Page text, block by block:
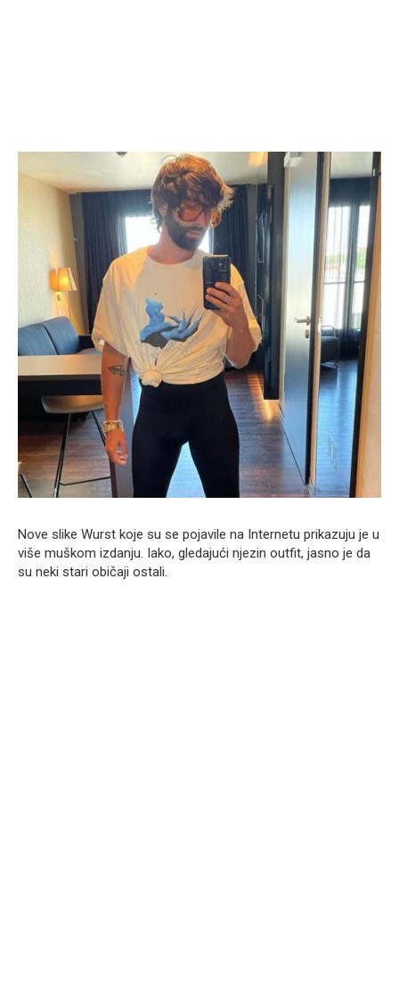
Nove slike Wurst koje su se pojavile na Internetu prikazuju je u
više muškom izdanju. Iako, gledajući njezin outfit, jasno je da
su neki stari običaji ostali.